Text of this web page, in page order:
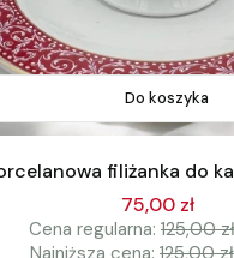
Do koszyka
filiżanka do
75,00 zł
Cena regularna: 125,00 zł
Najniższa cena: 125,00 zł